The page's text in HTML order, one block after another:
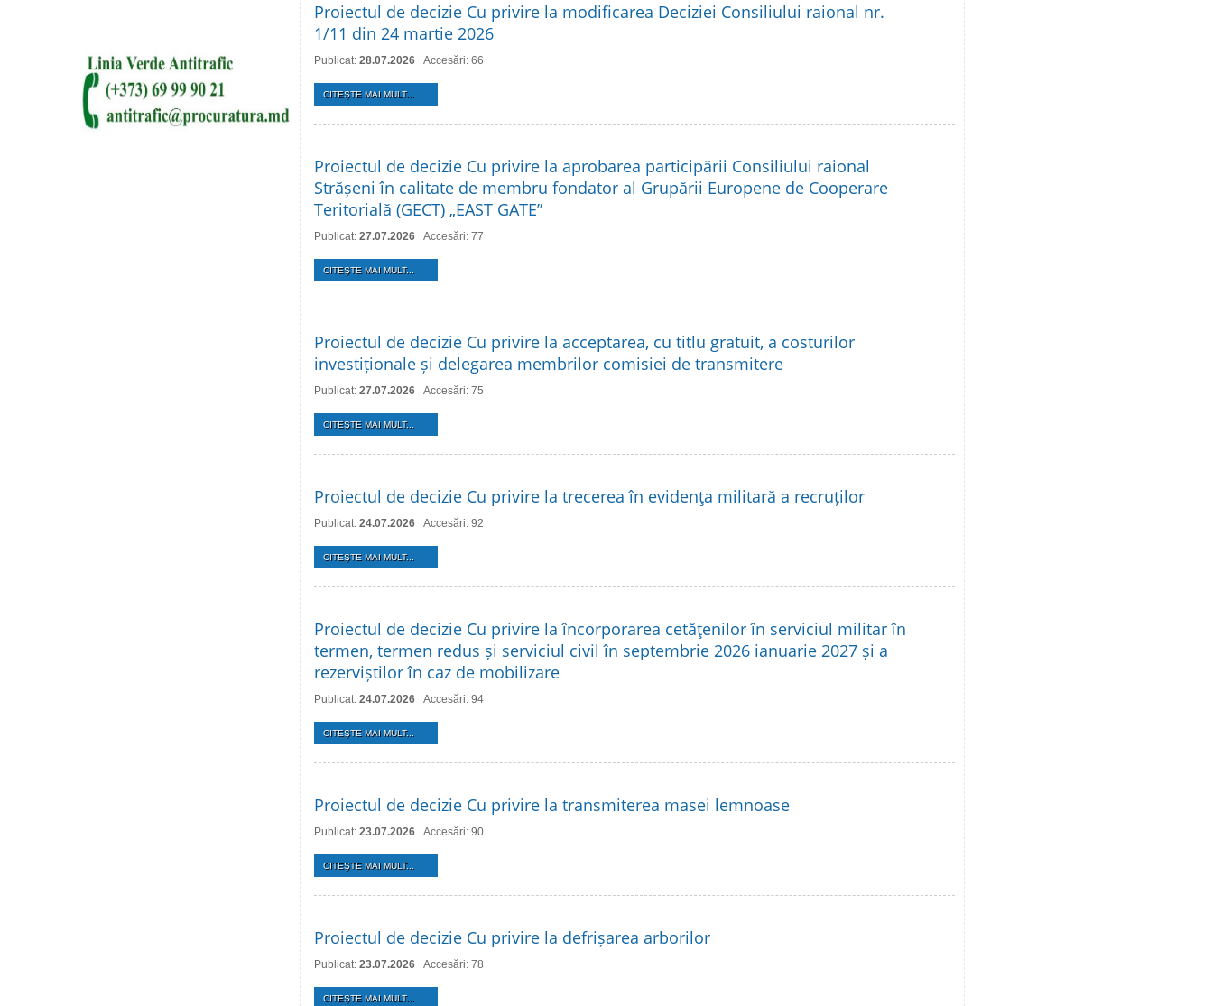
Proiectul de decizie Cu privire la modificarea Deciziei Consiliului raional nr.
1/11 din 24 martie 2026
Publicat: 28.07.2026 Accesări: 66
CITEŞTE MAI MULT...
Proiectul de decizie Cu privire la aprobarea participării Consiliului raional
Strășeni în calitate de membru fondator al Grupării Europene de Cooperare
Teritorială (GECT) „EAST GATE”
Publicat: 27.07.2026 Accesări: 77
CITEŞTE MAI MULT...
Proiectul de decizie Cu privire la acceptarea, cu titlu gratuit, a costurilor
investiționale și delegarea membrilor comisiei de transmitere
Publicat: 27.07.2026 Accesări: 75
CITEŞTE MAI MULT...
Proiectul de decizie Cu privire la trecerea în evidenţa militară a recruților
Publicat: 24.07.2026 Accesări: 92
CITEŞTE MAI MULT...
Proiectul de decizie Cu privire la încorporarea cetăţenilor în serviciul militar în
termen, termen redus și serviciul civil în septembrie 2026 ianuarie 2027 și a
rezerviștilor în caz de mobilizare
Publicat: 24.07.2026 Accesări: 94
CITEŞTE MAI MULT...
Proiectul de decizie Cu privire la transmiterea masei lemnoase
Publicat: 23.07.2026 Accesări: 90
CITEŞTE MAI MULT...
Proiectul de decizie Cu privire la defrișarea arborilor
Publicat: 23.07.2026 Accesări: 78
CITEŞTE MAI MULT...